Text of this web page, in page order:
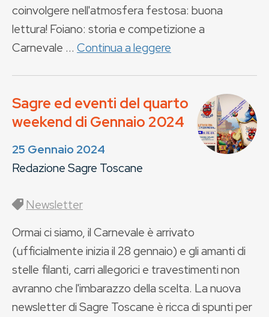
coinvolgere nell'atmosfera festosa: buona
lettura! Foiano: storia e competizione a
Carnevale ... Continua a leggere
Sagre ed eventi del quarto
weekend di Gennaio 2024
25 Gennaio 2024
Redazione Sagre Toscane
Newsletter
Ormai ci siamo, il Carnevale è arrivato
(ufficialmente inizia il 28 gennaio) e gli amanti di
stelle filanti, carri allegorici e travestimenti non
avranno che l'imbarazzo della scelta. La nuova
newsletter di Sagre Toscane è ricca di spunti per